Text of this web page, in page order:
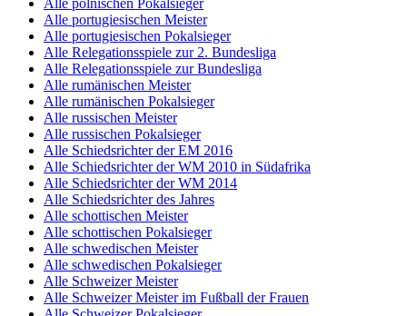
Alle portugiesischen Meister
Alle portugiesischen Pokalsieger
Alle Relegationsspiele zur 2. Bundesliga
Alle Relegationsspiele zur Bundesliga
Alle rumänischen Meister
Alle rumänischen Pokalsieger
Alle russischen Meister
Alle russischen Pokalsieger
Alle Schiedsrichter der EM 2016
Alle Schiedsrichter der WM 2010 in Südafrika
Alle Schiedsrichter der WM 2014
Alle Schiedsrichter des Jahres
Alle schottischen Meister
Alle schottischen Pokalsieger
Alle schwedischen Meister
Alle schwedischen Pokalsieger
Alle Schweizer Meister
Alle Schweizer Meister im Fußball der Frauen